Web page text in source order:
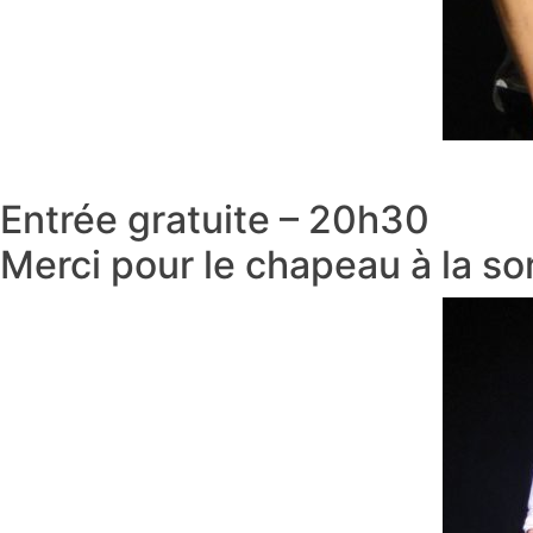
Entrée gratuite – 20h30
Merci pour le chapeau à la